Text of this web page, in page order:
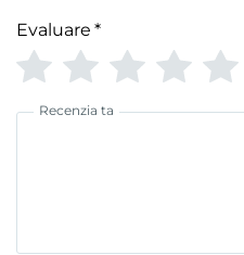
Evaluare *
Recenzia ta